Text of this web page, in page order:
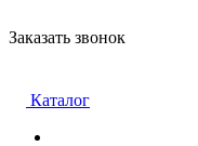
Заказать звонок
Каталог